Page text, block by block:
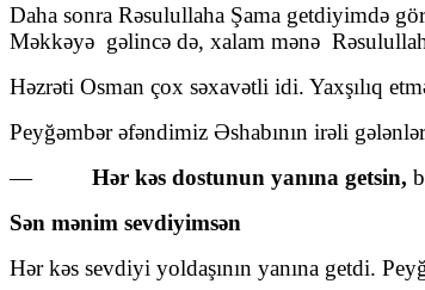
Daha sonra Rəsulullaha Şama getdiyimdə
Məkkəyə gəlincə də, xalam mənə
Həzrəti Osman çox səxavətli idi. Yaxşılıq
Peyğəmbər əfəndimiz Əshabının irəli
— Hər kəs dostunun yanına getsin,
Sən mənim sevdiyimsən
Hər kəs sevdiyi yoldaşının yanına getdi.